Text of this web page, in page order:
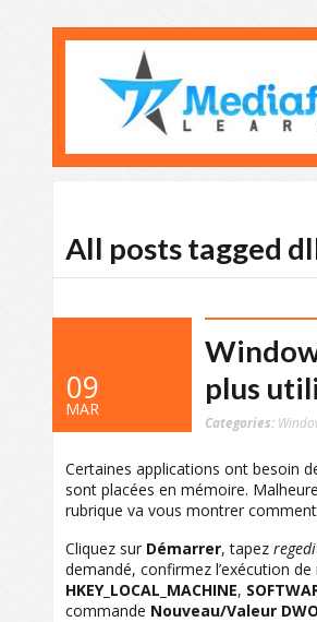
All posts tagged
09
MAR
plus
Categories:
Certaines applications ont besoin
sont placées en mémoire.
rubrique va vous montrer
Cliquez sur Démarrer, tapez
demandé, confirmez l’exécution
HKEY_LOCAL_MACHINE,
commande Nouveau/Valeur